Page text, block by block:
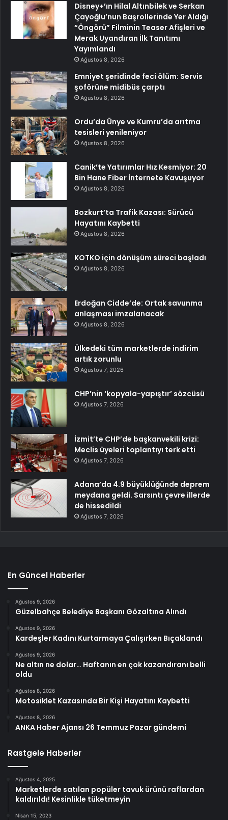
Disney+’ın Hilal Altınbilek ve Serkan
Çayoğlu’nun Başrollerinde Yer Aldığı
“Öngörü” Filminin Teaser Afişleri ve
Merak Uyandıran İlk Tanıtımı
Yayımlandı
Ağustos 8, 2026
Emniyet şeridinde feci ölüm: Servis
şoförüne midibüs çarptı
Ağustos 8, 2026
Ordu’da Ünye ve Kumru’da arıtma
tesisleri yenileniyor
Ağustos 8, 2026
Canik’te Yatırımlar Hız Kesmiyor: 20
Bin Hane Fiber İnternete Kavuşuyor
Ağustos 8, 2026
Bozkurt’ta Trafik Kazası: Sürücü
Hayatını Kaybetti
Ağustos 8, 2026
KOTKO için dönüşüm süreci başladı
Ağustos 8, 2026
Erdoğan Cidde’de: Ortak savunma
anlaşması imzalanacak
Ağustos 8, 2026
Ülkedeki tüm marketlerde indirim
artık zorunlu
Ağustos 7, 2026
CHP’nin ‘kopyala-yapıştır’ sözcüsü
Ağustos 7, 2026
İzmit’te CHP’de başkanvekili krizi:
Meclis üyeleri toplantıyı terk etti
Ağustos 7, 2026
Adana’da 4.9 büyüklüğünde deprem
meydana geldi. Sarsıntı çevre illerde
de hissedildi
Ağustos 7, 2026
En Güncel Haberler
Ağustos 9, 2026
Güzelbahçe Belediye Başkanı Gözaltına Alındı
Ağustos 9, 2026
Kardeşler Kadını Kurtarmaya Çalışırken Bıçaklandı
Ağustos 9, 2026
Ne altın ne dolar… Haftanın en çok kazandıranı belli
oldu
Ağustos 8, 2026
Motosiklet Kazasında Bir Kişi Hayatını Kaybetti
Ağustos 8, 2026
ANKA Haber Ajansı 26 Temmuz Pazar gündemi
Rastgele Haberler
Ağustos 4, 2025
Marketlerde satılan popüler tavuk ürünü raflardan
kaldırıldı! Kesinlikle tüketmeyin
Nisan 15, 2023